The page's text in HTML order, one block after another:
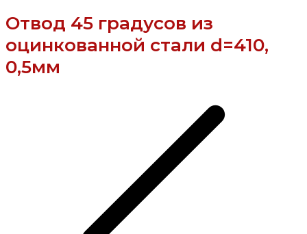
Отвод 45 градусов из
оцинкованной стали d=410,
0,5мм